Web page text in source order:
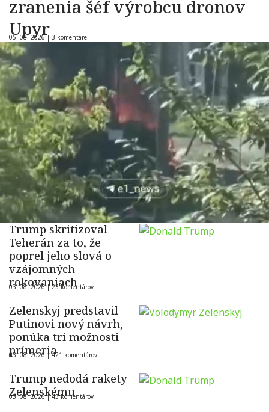
zranenia šéf výrobcu dronov
Upyr
05. 08. 2026 | 3 komentáre
Trump skritizoval
Teherán za to, že
poprel jeho slová o
vzájomných
rokovaniach
03. 08. 2026 |23 komentárov
Zelenskyj predstavil
Putinovi nový návrh,
ponúka tri možnosti
prímeria
03. 08. 2026 |421 komentárov
Trump nedodá rakety
Zelenskému
03. 08. 2026 |45 komentárov